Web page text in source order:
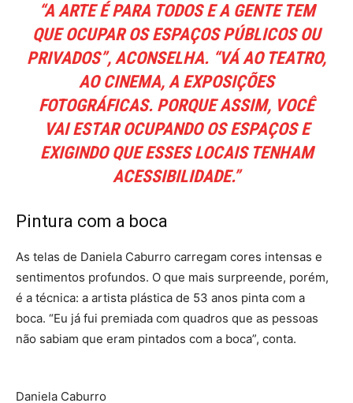
“A ARTE É PARA TODOS E A GENTE TEM
QUE OCUPAR OS ESPAÇOS PÚBLICOS OU
PRIVADOS”, ACONSELHA. “VÁ AO TEATRO,
AO CINEMA, A EXPOSIÇÕES
FOTOGRÁFICAS. PORQUE ASSIM, VOCÊ
VAI ESTAR OCUPANDO OS ESPAÇOS E
EXIGINDO QUE ESSES LOCAIS TENHAM
ACESSIBILIDADE.”
Pintura com a boca
As telas de Daniela Caburro carregam cores intensas e
sentimentos profundos. O que mais surpreende, porém,
é a técnica: a artista plástica de 53 anos pinta com a
boca. “Eu já fui premiada com quadros que as pessoas
não sabiam que eram pintados com a boca”, conta.
Daniela Caburro